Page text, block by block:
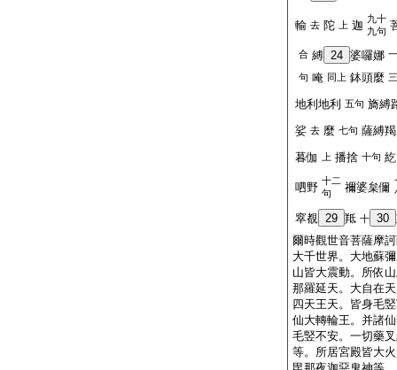
輸 去 陀 上 迦 九十
九句
合 縛 24 婆囉娜
句 唵 同上 鉢頭麼
地利地利 五句 旖縛
娑 去 麼 七句 薩縛
暮伽
上 播捨 十句 紇
呬野 十二
句
禰婆枲儞
窣覩 29 羝 十 30
爾時觀世音菩薩摩
大千世界。大地蘇
山皆大震動。所依
那羅延天。大自在
四天王天。皆身毛
仙大轉輪王。并諸
毛竪不安。一切藥
等。所居宮殿皆大